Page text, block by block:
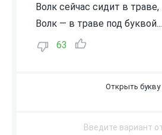
Волк сейчас сидит в траве,
Волк — в траве под буквой...
63